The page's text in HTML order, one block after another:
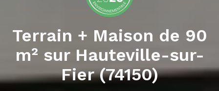
Terrain + Maison de 90
m² sur Hauteville-sur-
Fier (74150)